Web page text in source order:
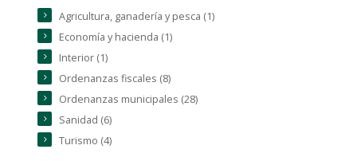
Agricultura, ganadería y pesca (1)
Economía y hacienda (1)
Interior (1)
Ordenanzas fiscales (8)
Ordenanzas municipales (28)
Sanidad (6)
Turismo (4)